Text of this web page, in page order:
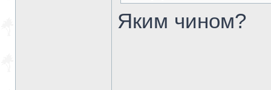
Яким чином?